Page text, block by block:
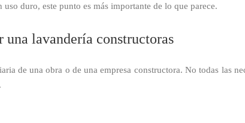
duro, este punto es más importante de lo que parece.
una lavandería constructoras
de una obra o de una empresa constructora. No todas las